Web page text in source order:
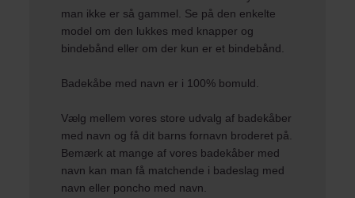
man ikke er så gammel. Se på den enkelte
model om den lukkes med knapper og
bindebånd eller om der kun er et bindebånd.
Badekåbe med navn er i 100% bomuld.
Vælg mellem vores store udvalg af badekåber
med navn og få dit barns fornavn broderet på.
Bemærk at mange af vores badekåber med
navn kan man få matchende i badeslag med
navn eller poncho med navn.